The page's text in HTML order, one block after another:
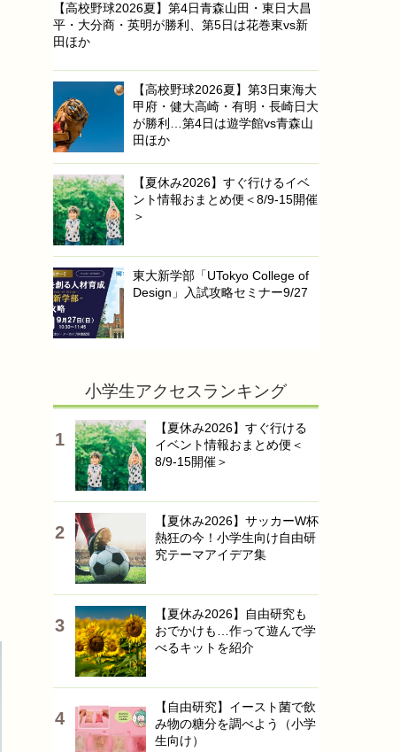
【高校野球2026夏】第4日青森山田・東日大昌
平・大分商・英明が勝利、第5日は花巻東vs新
田ほか
【高校野球2026夏】第3日東海大
甲府・健大高崎・有明・長崎日大
が勝利…第4日は遊学館vs青森山
田ほか
【夏休み2026】すぐ行けるイベ
ント情報おまとめ便＜8/9-15開催
＞
東大新学部「UTokyo College of
Design」入試攻略セミナー9/27
小学生アクセスランキング
【夏休み2026】すぐ行ける
イベント情報おまとめ便＜
8/9-15開催＞
【夏休み2026】サッカーW杯
熱狂の今！小学生向け自由研
究テーマアイデア集
【夏休み2026】自由研究も
おでかけも…作って遊んで学
べるキットを紹介
【自由研究】イースト菌で飲
み物の糖分を調べよう（小学
生向け）